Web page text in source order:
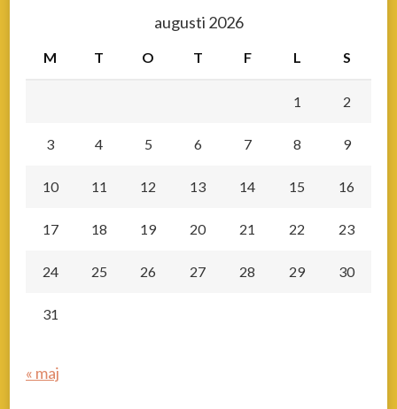
augusti 2026
M T O T F L S
1 2
3 4 5 6 7 8 9
10 11 12 13 14 15 16
17 18 19 20 21 22 23
24 25 26 27 28 29 30
31
« maj